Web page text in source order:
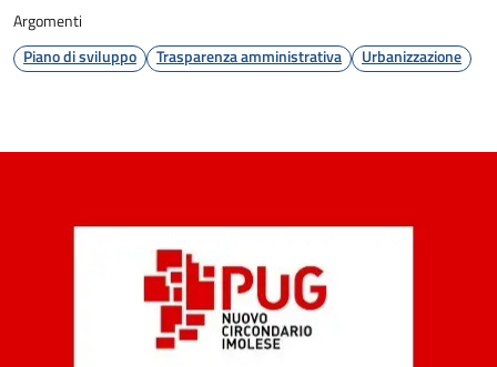
Argomenti
Piano di sviluppo
Trasparenza amministrativa Urbanizzazione